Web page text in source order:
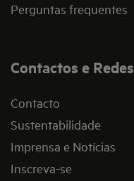
Perguntas frequentes
Contactos e
Contacto
Sustentabilidade
Imprensa e Notícias
Inscreva-se